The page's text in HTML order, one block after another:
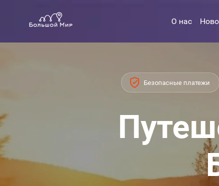
О нас
Безопасные платежи